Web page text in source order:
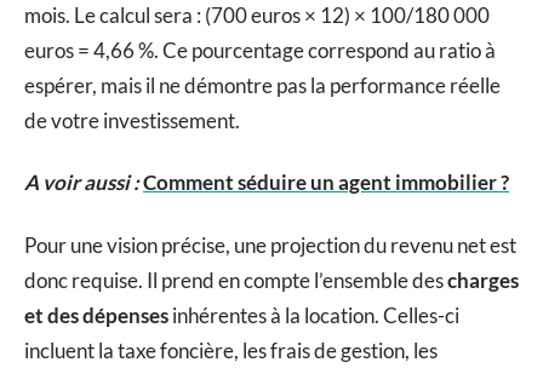
mois. Le calcul sera : (700 euros × 12) × 100/180 000
euros = 4,66 %. Ce pourcentage correspond au ratio à
espérer, mais il ne démontre pas la performance réelle
de votre investissement.
A voir aussi :Comment séduire un agent immobilier ?
Pour une vision précise, une projection du revenu net est
donc requise. Il prend en compte l’ensemble descharges
et des dépensesinhérentes à la location. Celles-ci
incluent la taxe foncière, les frais de gestion, les